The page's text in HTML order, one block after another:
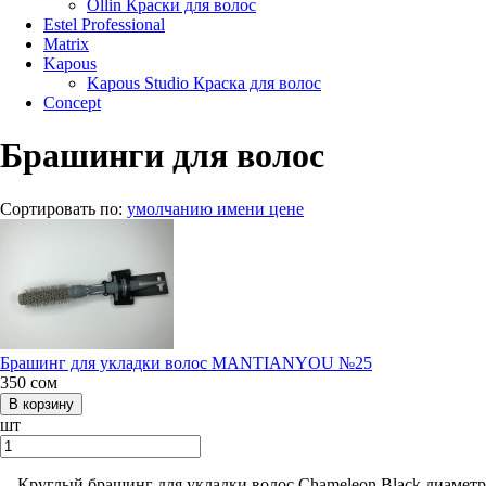
Ollin Краски для волос
Estel Professional
Matrix
Kapous
Kapous Studio Краска для волос
Concept
Брашинги для волос
Сортировать по: умолчанию имени цене
Брашинг для укладки волос MANTIANYOU №25
350 сом
шт